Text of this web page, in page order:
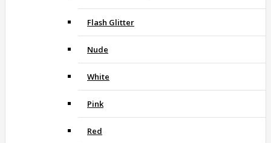
Flash Glitter
Nude
White
Pink
Red